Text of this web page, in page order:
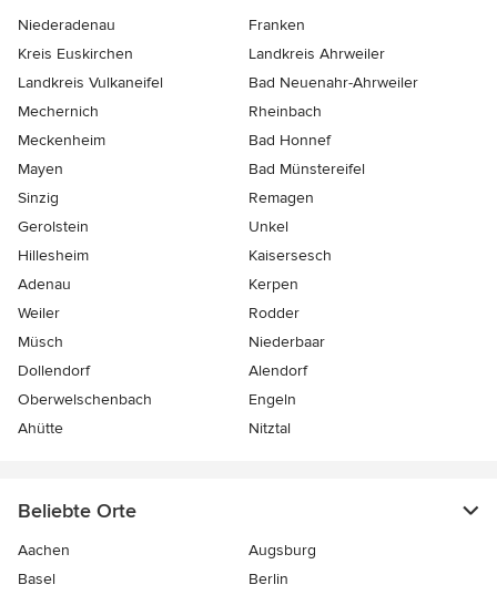
Niederadenau
Franken
Kreis Euskirchen
Landkreis Ahrweiler
Landkreis Vulkaneifel
Bad Neuenahr-Ahrweiler
Mechernich
Rheinbach
Meckenheim
Bad Honnef
Mayen
Bad Münstereifel
Sinzig
Remagen
Gerolstein
Unkel
Hillesheim
Kaisersesch
Adenau
Kerpen
Weiler
Rodder
Müsch
Niederbaar
Dollendorf
Alendorf
Oberwelschenbach
Engeln
Ahütte
Nitztal
Beliebte Orte
Aachen
Augsburg
Basel
Berlin